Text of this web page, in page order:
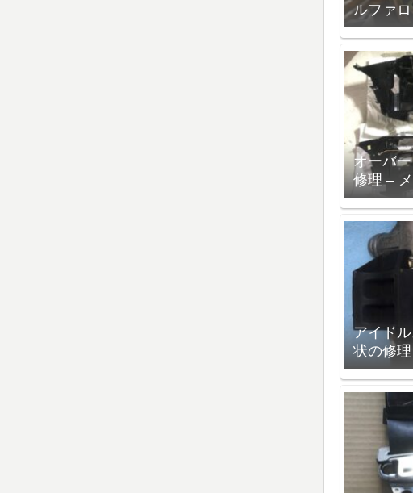
ルファ
オーバ
修理 –
アイド
状の修